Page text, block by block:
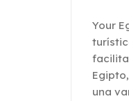
Your
una